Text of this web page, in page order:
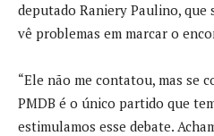
deputado Raniery Paulino, que
vê problemas em marcar o
“Ele não me contatou, mas se
PMDB é o único partido que
estimulamos esse debate.